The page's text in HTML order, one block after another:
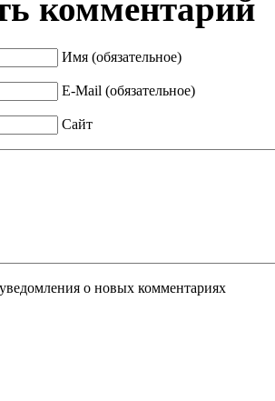
комментарий
Имя (обязательное)
E-Mail (обязательное)
Сайт
о новых комментариях